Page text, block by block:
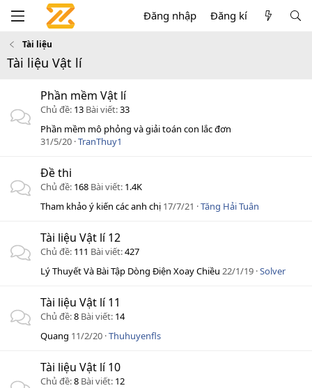
Đăng nhập Đăng kí
Tài liệu
Tài liệu Vật lí
Phần mềm Vật lí
Chủ đề 13 Bài viết 33
Phần mềm mô phỏng và giải toán con lắc đơn
31/5/20 TranThuy1
Đề thi
Chủ đề 168 Bài viết 1.4K
Tham khảo ý kiến các anh chị 17/7/21 Tăng Hải Tuân
Tài liệu Vật lí 12
Chủ đề 111 Bài viết 427
Lý Thuyết Và Bài Tập Dòng Điện Xoay Chiều 22/1/19 Solver
Tài liệu Vật lí 11
Chủ đề 8 Bài viết 14
Quang 11/2/20 Thuhuyenfls
Tài liệu Vật lí 10
Chủ đề 8 Bài viết 12